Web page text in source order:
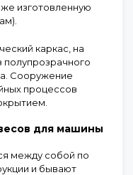
изготовленную
каркас, на
полупрозрачного
Сооружение
процессов
для машины
между собой по
и бывают